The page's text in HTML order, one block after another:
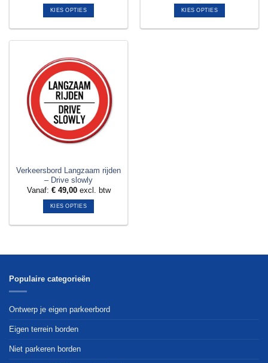
KIES OPTIES
meerdere
variaties.
Deze
optie
kan
gekozen
worden
op
productpagina
KIES OPTIES
Verkeersbord Langzaam rijden
– Drive slowly
Vanaf: €49,00excl. btw
KIES OPTIES
meerdere
Deze
gekozen
worden
de
Populaire categorieën
Ontwerp je eigen parkeerbord
Eigen terrein borden
Niet parkeren borden